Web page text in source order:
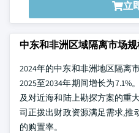
立
中东和非洲区域隔离市场
2024年的中东和非洲地区隔离
2025至2034年期间增长为
及对近海和陆上勘探方案的重
司正拨出财政资源满足需求,推
的购置率。